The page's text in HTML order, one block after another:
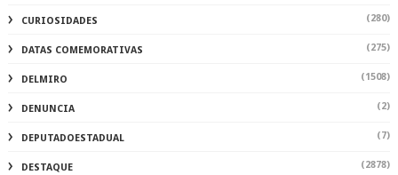
CURIOSIDADES (280)
DATAS COMEMORATIVAS (275)
DELMIRO (1508)
DENUNCIA (2)
DEPUTADOESTADUAL (7)
DESTAQUE (2878)